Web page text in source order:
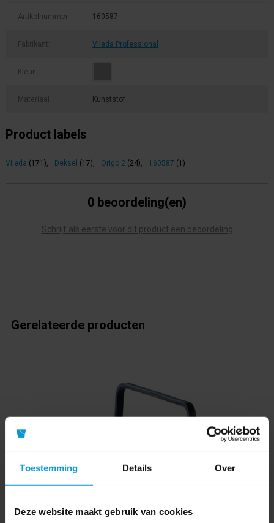
Toestemming Details Over
Deze website maakt gebruik van cookies
Artikelnummer 160587
Fabrikant: Vileda Professional
Kleur
Materiaal Kunststof
Product labels
Vileda (171), Deksel (17), Origo 2 (24), 160587 (1)
0 beoordeling(en)
Schrijf als eerste voor dit product een beoordeling
Gerelateerde producten